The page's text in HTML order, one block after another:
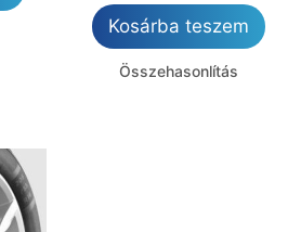
Kosárba teszem
Összehasonlítás